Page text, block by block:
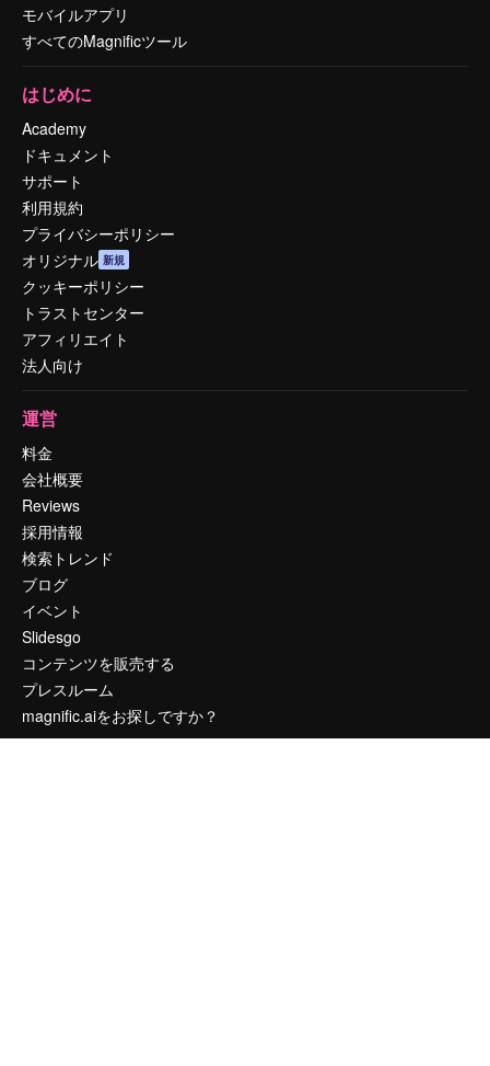
モバイルアプリ
すべてのMagnificツール
はじめに
Academy
ドキュメント
サポート
利用規約
プライバシーポリシー
オリジナル 新規
クッキーポリシー
トラストセンター
アフィリエイト
法人向け
運営
料金
会社概要
Reviews
採用情報
検索トレンド
ブログ
イベント
Slidesgo
コンテンツを販売する
プレスルーム
magnific.aiをお探しですか？